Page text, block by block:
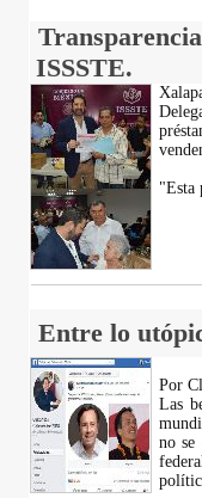
ISSSTE.
"Esta
Entre lo
Por
Las
no se